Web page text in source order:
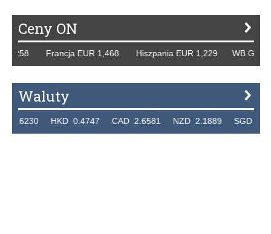
Ceny ON
EUR 1,468 Hiszpania EUR 1,229 WB GBP 1,318
Waluty
HKD 0.4747 CAD 2.6581 NZD 2.1889 SGD 2.9048